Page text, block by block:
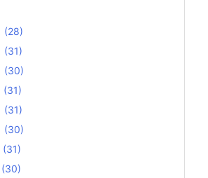
(28)
(31)
(30)
(31)
(31)
(30)
(31)
(30)